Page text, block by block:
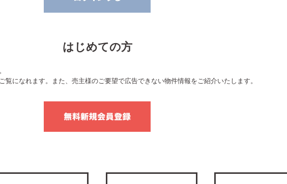
はじめての方
になれます。また、売主様のご要望で広告できない物件情報をご紹介いたします。